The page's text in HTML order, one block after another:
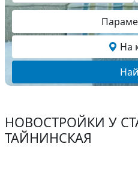
На
НОВОСТРОЙКИ У
ТАЙНИНСКАЯ